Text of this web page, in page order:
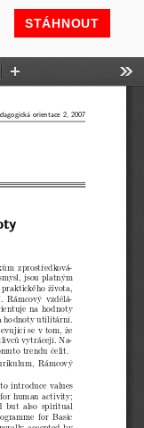
STÁHNOUT